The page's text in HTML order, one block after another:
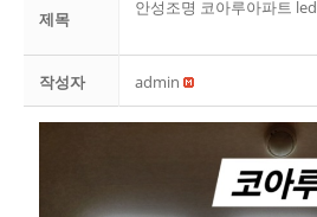
제목
안성조명 코아루아파트
작성자 admin